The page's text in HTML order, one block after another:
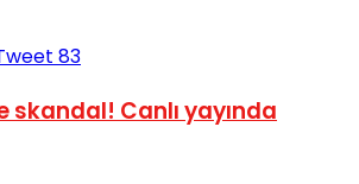
83
skandal! Canlı yayında